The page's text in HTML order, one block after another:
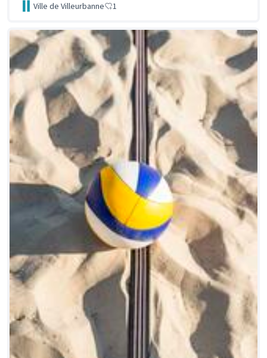
Ville de Villeurbanne 1